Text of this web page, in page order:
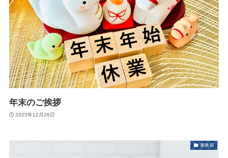
年末のご挨拶
2025年12月26日
事務局